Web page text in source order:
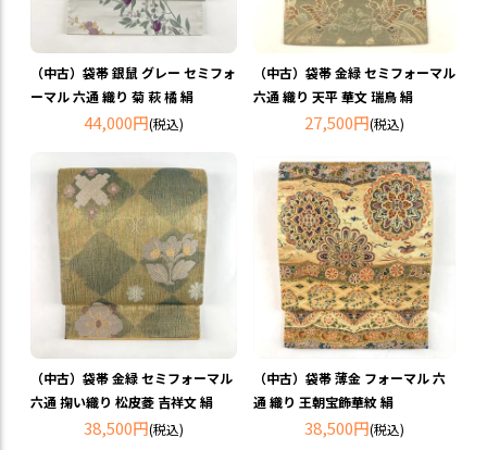
（中古）袋帯 銀鼠 グレー セミフォ
ーマル 六通 織り 菊 萩 橘 絹
44,000円(税込)
（中古）袋帯 金緑 セミフォーマル
六通 織り 天平 華文 瑞鳥 絹
27,500円(税込)
（中古）袋帯 金緑 セミフォーマル
六通 掬い織り 松皮菱 吉祥文 絹
38,500円(税込)
（中古）袋帯 薄金 フォーマル 六
通 織り 王朝宝飾華紋 絹
38,500円(税込)